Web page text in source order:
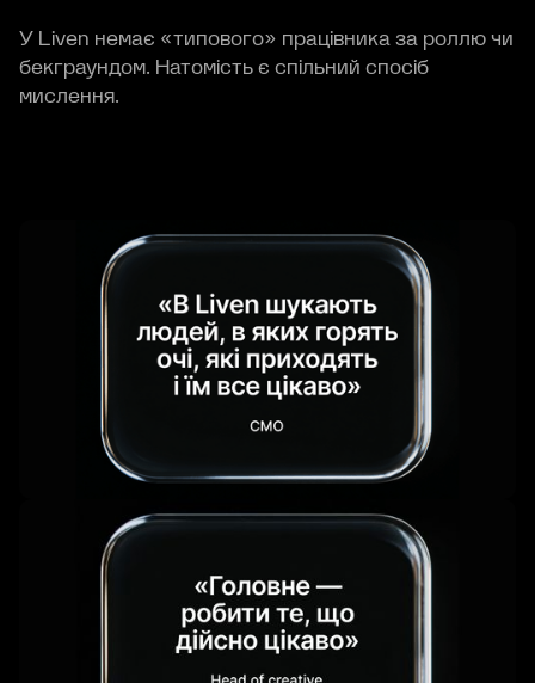
У Liven немає «типового» працівника за роллю чи
бекграундом. Натомість є спільний спосіб
мислення.